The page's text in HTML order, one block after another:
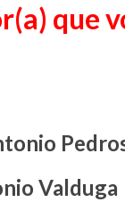
que
Valduga